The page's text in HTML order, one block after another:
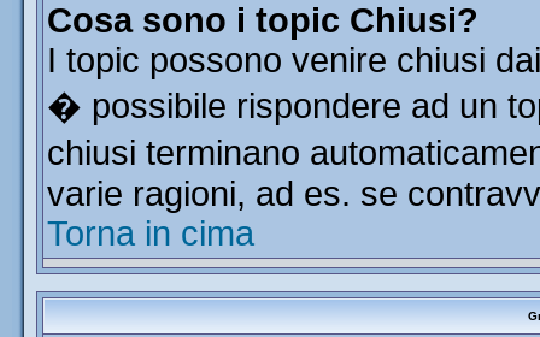
Cosa sono i topic Chiusi?
I topic possono venire chiusi
� possibile rispondere ad un
chiusi terminano
varie ragioni, ad es. se
Torna in cima